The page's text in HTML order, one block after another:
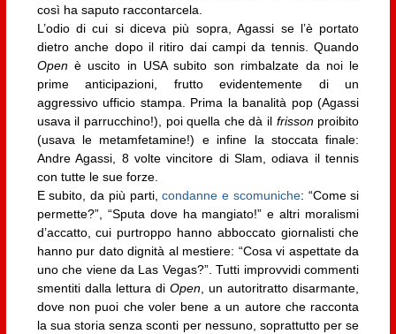
così ha saputo raccontarcela.
L’odio di cui si diceva più sopra, Agassi se l’è portato
dietro anche dopo il ritiro dai campi da tennis. Quando
Openè uscito in USA subito son rimbalzate da noi le
prime anticipazioni, frutto evidentemente di un
aggressivo ufficio stampa. Prima la banalità pop (Agassi
usava il parrucchino!), poi quella che dà il frisson proibito
(usava le metamfetamine!) e infine la stoccata finale:
Andre Agassi, 8 volte vincitore di Slam, odiava il tennis
con tutte le sue forze.
E subito, da più parti,condanne e scomuniche: “Come si
permette?”, “Sputa dove ha mangiato!” e altri moralismi
d’accatto, cui purtroppo hanno abboccato giornalisti che
hanno pur dato dignità al mestiere: “Cosa vi aspettate da
uno che viene da Las Vegas?”. Tutti improvvidi commenti
smentiti dalla lettura diOpen, un autoritratto disarmante,
dove non puoi che voler bene a un autore che racconta
la sua storia senza sconti per nessuno, soprattutto per se